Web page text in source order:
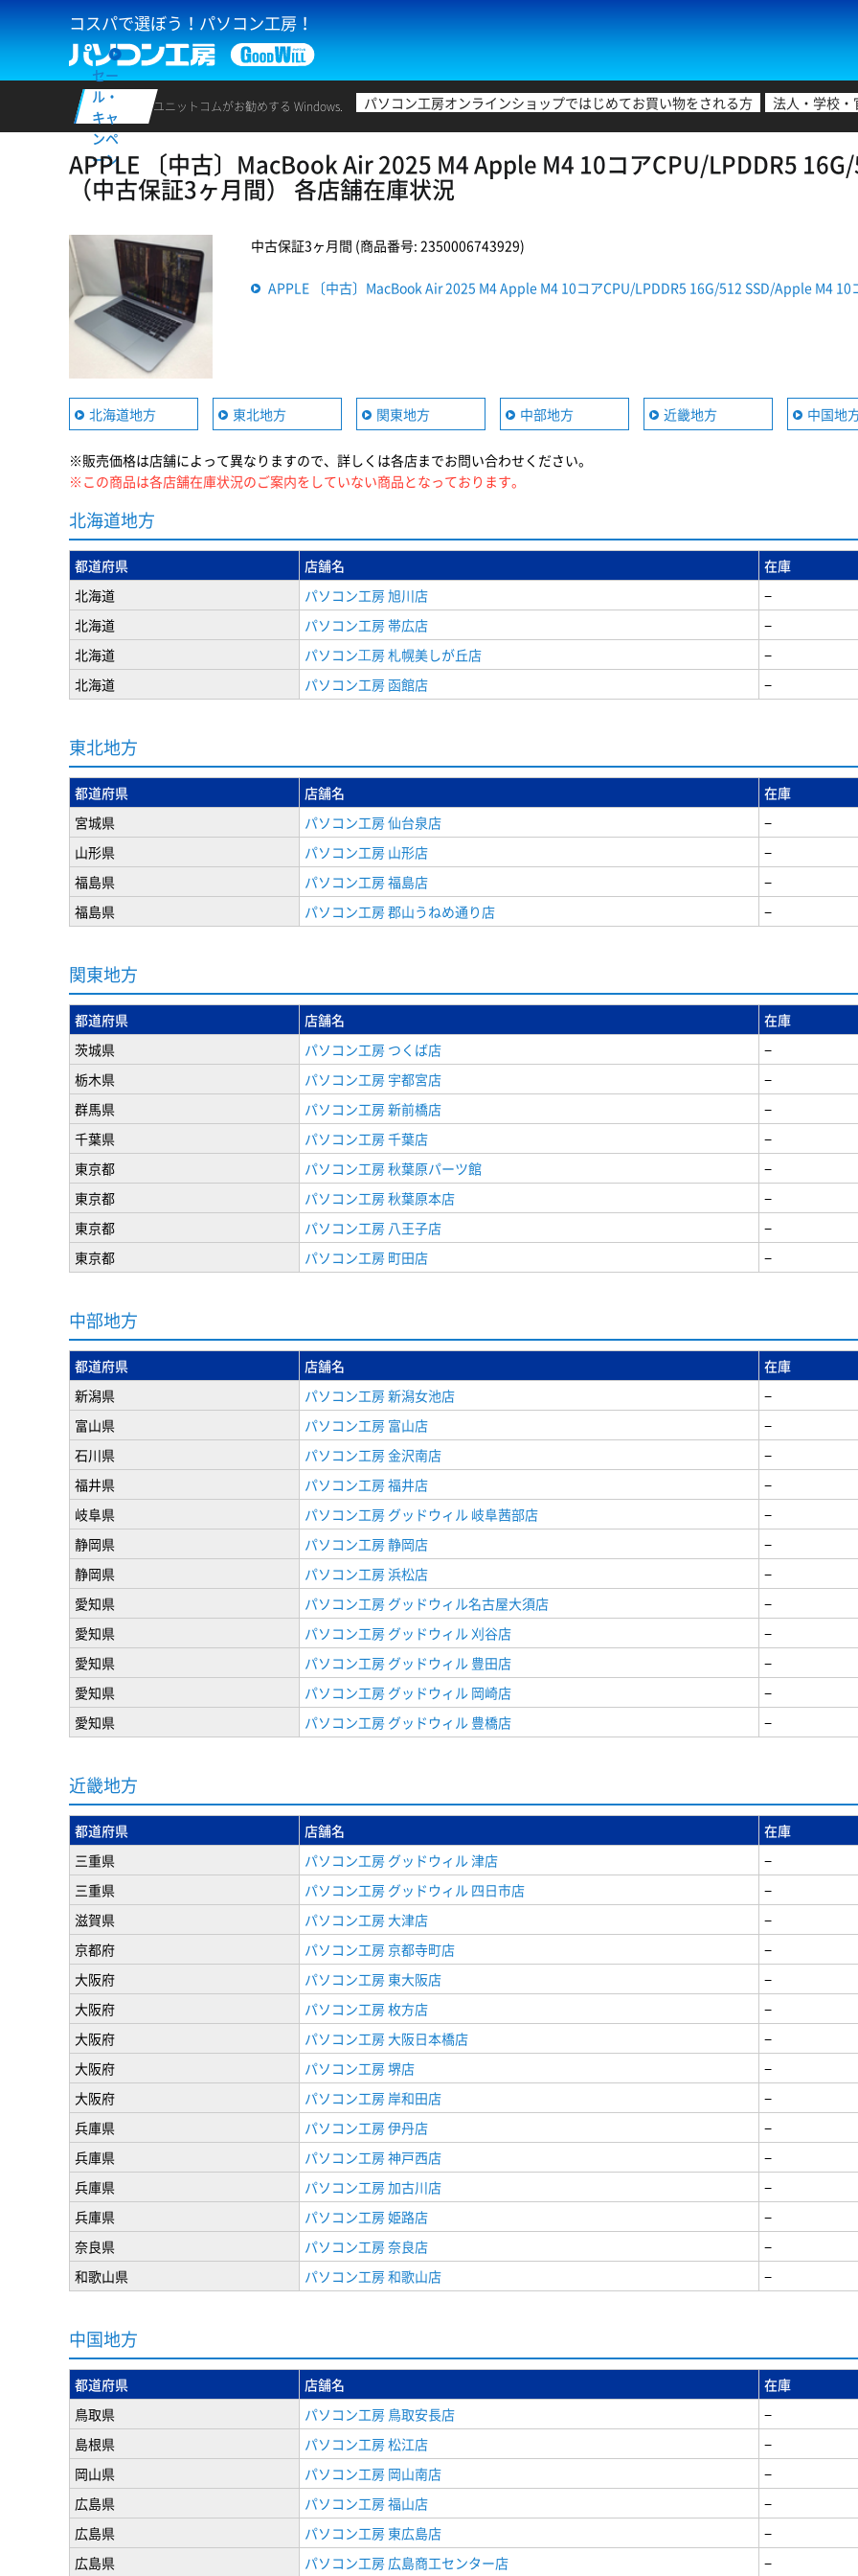
コスパで選ぼう！パソコン工房！
セー
ル・
キャ
ンペ
ーン
ユニットコムがお勧めする Windows. パソコン工房オンラインショップではじめてお買い物をされる方 法人・学校
APPLE 〔中古〕MacBook Air 2025 M4 Apple M4 10コアCPU/LPDDR5
（中古保証3ヶ月間） 各店舗在庫状況
中古保証3ヶ月間 (商品番号: 2350006743929)
APPLE 〔中古〕MacBook Air 2025 M4 Apple M4 10コアCPU/LPDDR5 16G/512 SSD/Apple M4
北海道地方 東北地方 関東地方 中部地方 近畿地方 中国地
※販売価格は店舗によって異なりますので、詳しくは各店までお問い合わせください。
※この商品は各店舗在庫状況のご案内をしていない商品となっております。
北海道地方
都道府県 店舗名
在庫
北海道
パソコン工房 旭川店
−
北海道
パソコン工房 帯広店
−
北海道
パソコン⼯房 札幌美しが丘店
−
北海道
パソコン工房 函館店 −
東北地方
都道府県 店舗名
在庫
宮城県
パソコン工房 仙台泉店
−
山形県
パソコン工房 山形店
−
福島県
パソコン工房 福島店
−
福島県
パソコン工房 郡山うねめ通り店 −
関東地方
都道府県 店舗名
在庫
茨城県
パソコン工房 つくば店
−
栃木県
パソコン工房 宇都宮店
−
群馬県
パソコン工房 新前橋店
−
千葉県
パソコン工房 千葉店
−
東京都
パソコン工房 秋葉原パーツ館
−
東京都
パソコン工房 秋葉原本店
−
東京都
パソコン工房 八王子店
−
東京都
パソコン工房 町田店 −
中部地方
都道府県 店舗名
在庫
新潟県
パソコン工房 新潟女池店
−
富山県
パソコン工房 富山店
−
石川県
パソコン工房 金沢南店
−
福井県
パソコン工房 福井店
−
岐阜県
パソコン工房 グッドウィル 岐阜茜部店
−
静岡県
パソコン工房 静岡店
−
静岡県
パソコン工房 浜松店
−
愛知県
パソコン工房 グッドウィル名古屋大須店
−
愛知県
パソコン工房 グッドウィル 刈谷店
−
愛知県
パソコン工房 グッドウィル 豊田店
−
愛知県
パソコン工房 グッドウィル 岡崎店
−
愛知県
パソコン工房 グッドウィル 豊橋店 −
近畿地方
都道府県 店舗名
在庫
三重県
パソコン工房 グッドウィル 津店
−
三重県
パソコン工房 グッドウィル 四日市店
−
滋賀県
パソコン工房 大津店
−
京都府
パソコン工房 京都寺町店
−
大阪府
パソコン工房 東大阪店
−
大阪府
パソコン工房 枚方店
−
大阪府
パソコン工房 大阪日本橋店
−
大阪府
パソコン工房 堺店
−
大阪府
パソコン工房 岸和田店
−
兵庫県
パソコン工房 伊丹店
−
兵庫県
パソコン工房 神戸西店
−
兵庫県
パソコン工房 加古川店
−
兵庫県
パソコン工房 姫路店
−
奈良県
パソコン工房 奈良店
−
和歌山県
パソコン工房 和歌山店 −
中国地方
都道府県 店舗名
在庫
鳥取県
パソコン工房 鳥取安長店
−
島根県
パソコン工房 松江店
−
岡山県
パソコン工房 岡山南店
−
広島県
パソコン工房 福山店
−
広島県
パソコン工房 東広島店
−
広島県
パソコン工房 広島商工センター店
−